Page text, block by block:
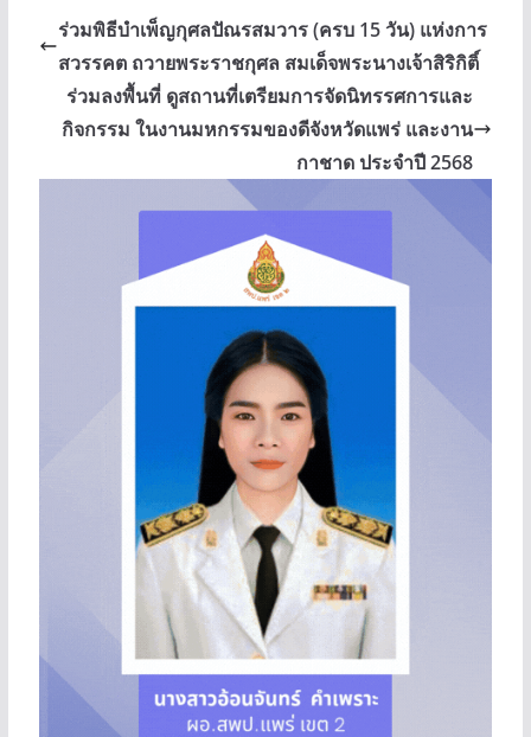
ร่วมพิธีบำเพ็ญกุศลปัณรสมวาร (ครบ 15 วัน) แห่งการ
สวรรคต ถวายพระราชกุศล สมเด็จพระนางเจ้าสิริกิติ์
ร่วมลงพื้นที่ ดูสถานที่เตรียมการจัดนิทรรศการและ
กิจกรรม ในงานมหกรรมของดีจังหวัดแพร่ และงาน
กาชาด ประจำปี 2568